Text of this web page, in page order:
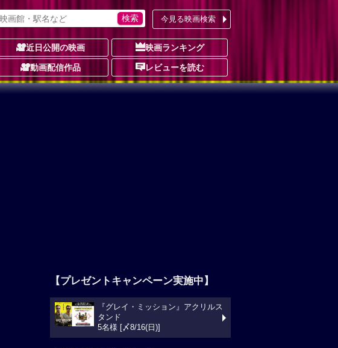
今見る映画検索
近日公開の映画 映画ランキング
動画配信作品 レビューを読む
【プレゼントキャンペーン実施中】
『グレイ・ミッション』アクリルス
タンド
5名様 [〆8/16(日)]